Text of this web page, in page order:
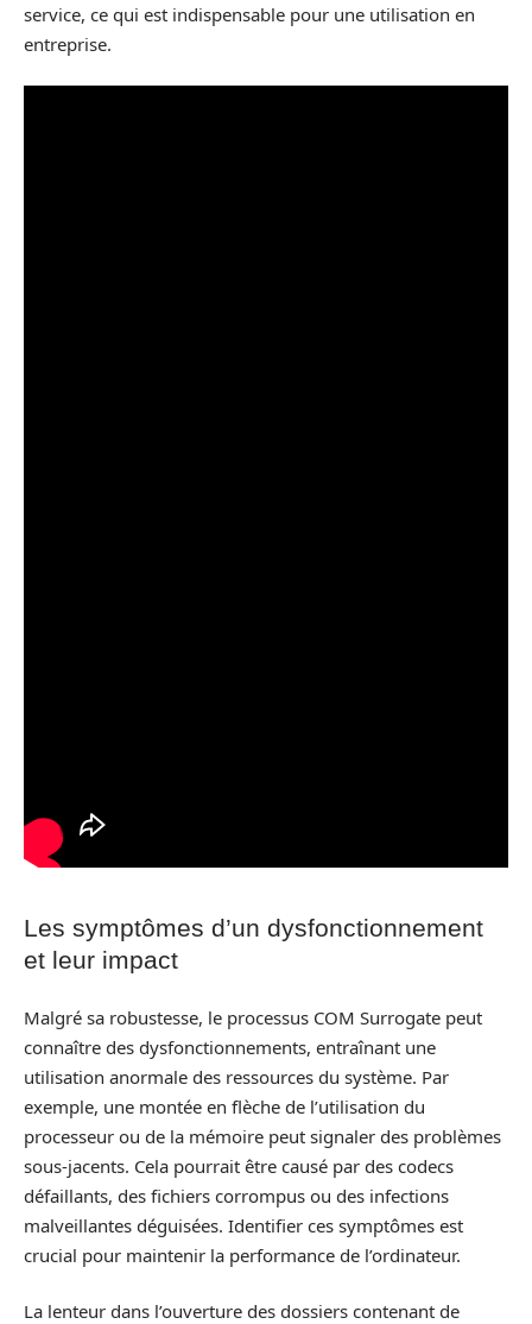
service, ce qui est indispensable pour une utilisation en
entreprise.
Les symptômes d’un dysfonctionnement
et leur impact
Malgré sa robustesse, le processus COM Surrogate peut
connaître des dysfonctionnements, entraînant une
utilisation anormale des ressources du système. Par
exemple, une montée en flèche de l’utilisation du
processeur ou de la mémoire peut signaler des problèmes
sous-jacents. Cela pourrait être causé par des codecs
défaillants, des fichiers corrompus ou des infections
malveillantes déguisées. Identifier ces symptômes est
crucial pour maintenir la performance de l’ordinateur.
La lenteur dans l’ouverture des dossiers contenant de